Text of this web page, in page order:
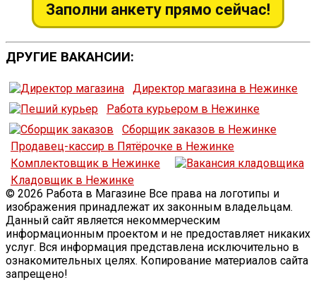
Заполни анкету прямо сейчас!
ДРУГИЕ ВАКАНСИИ:
Директор магазина в Нежинке
Работа курьером в Нежинке
Сборщик заказов в Нежинке
Продавец-кассир в Пятёрочке в Нежинке
Комплектовщик в Нежинке
Кладовщик в Нежинке
© 2026 Работа в Магазине Все права на логотипы и
изображения принадлежат их законным владельцам.
Данный сайт является некоммерческим
информационным проектом и не предоставляет никаких
услуг. Вся информация представлена исключительно в
ознакомительных целях. Копирование материалов сайта
запрещено!